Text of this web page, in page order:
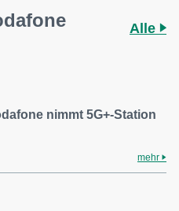
Alle
nimmt 5G+-Station
mehr